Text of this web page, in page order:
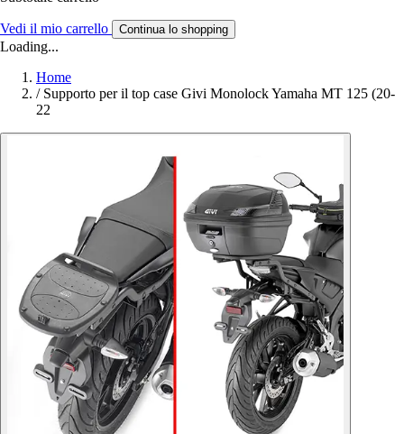
Vedi il mio carrello Continua lo shopping
Loading...
Home
/ Supporto per il top case Givi Monolock Yamaha MT 125 (20-
22